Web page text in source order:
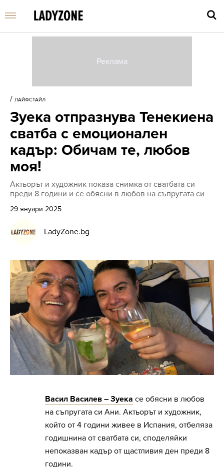
и
/ ЛАЙФСТАЙЛ
Зуека отпразнува Тенекиена
сватба с емоционален
кадър: Обичам те, любов
моя!
Актьорът и художник показа снимка от сватбата си
преди 8 години и се обясни в любов на съпругата си
29 януари 2025
LadyZone.bg
Васил Василев – Зуека се обясни в любов
на съпругата си Ани. Актьорът и художник,
който от 4 години живее в Испания, отбеляза
годишнина от сватбата си, споделяйки
непоказван кадър от щастливия ден преди 8
години.